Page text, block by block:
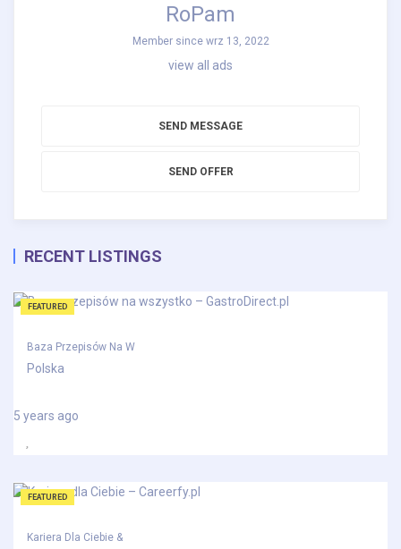
RoPam
Member since wrz 13, 2022
view all ads
SEND MESSAGE
SEND OFFER
RECENT LISTINGS
FEATURED
Baza Przepisów Na W
Polska
5 years ago
FEATURED
Kariera Dla Ciebie &